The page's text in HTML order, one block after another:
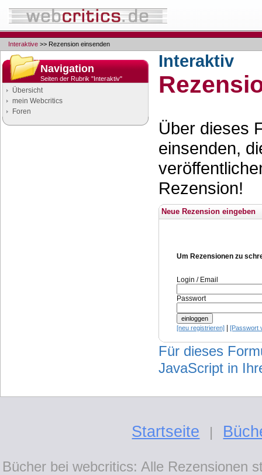
Interaktive >> Rezension einsenden
Navigation
Seiten der Rubrik "Interaktiv"
Übersicht
mein Webcritics
Foren
Interaktiv
Über dieses
einsenden,
Rezension!
Neue Rezension eingeben
Um Rezensionen zu
Login / Email
Passwort
[neu registrieren] [Passwort
Für dieses
JavaScript in
Startseite |
Bücher bei webcritics: Alle Rezensionen